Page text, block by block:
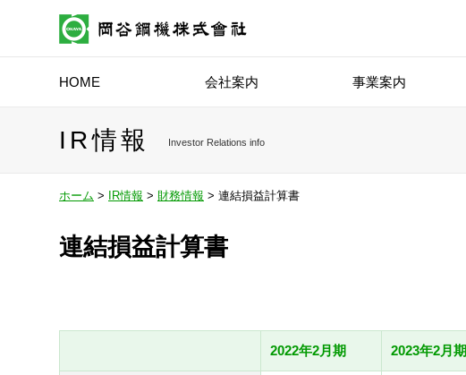
HOME 会社案内 事業案内
IR情報 Investor Relations info
ホーム > IR情報 > 財務情報 > 連結損益計算書
連結損益計算書
2022年2月期 2023年2月期